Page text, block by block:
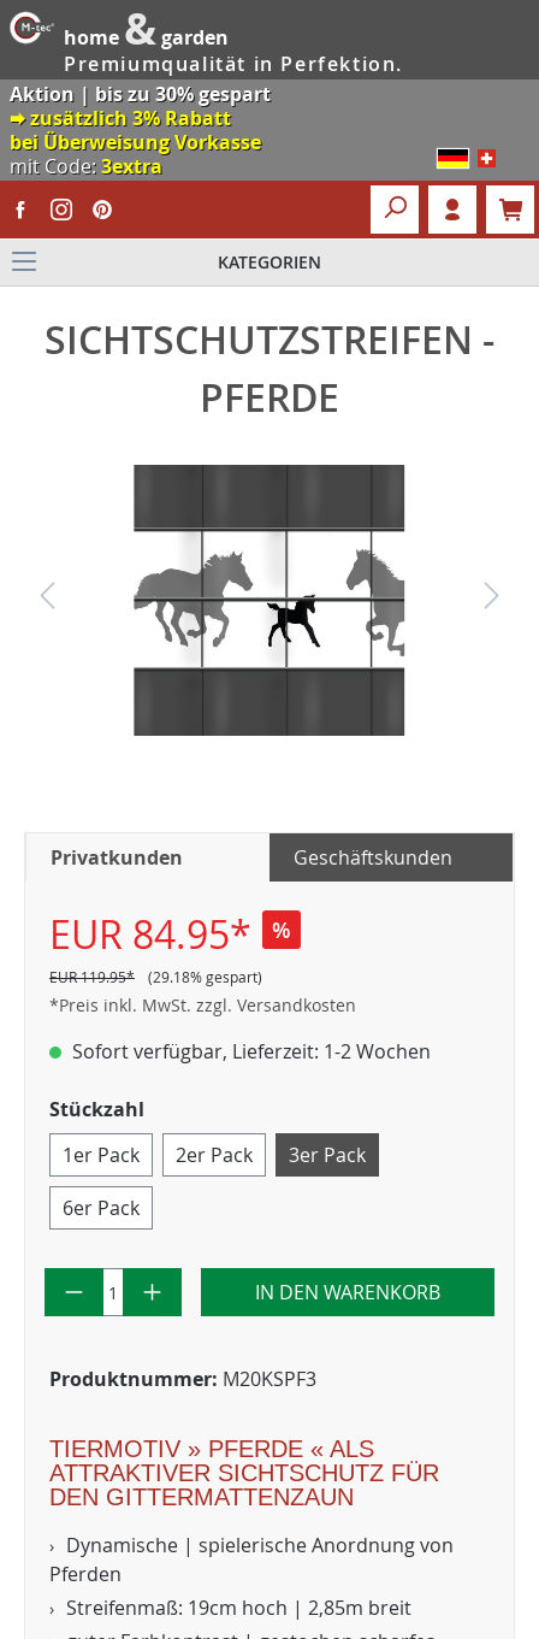
home &garden
Premiumqualität in Perfektion.
Aktion | bis zu 30% gespart
🠮 zusätzlich 3% Rabatt
bei Überweisung Vorkasse
mit Code:3extra
KATEGORIEN
SICHTSCHUTZSTREIFEN -
PFERDE
Privatkunden Geschäftskunden
EUR 84.95* %
EUR 119.95* (29.18% gespart)
*Preis inkl. MwSt. zzgl. Versandkosten
Sofort verfügbar, Lieferzeit: 1-2 Wochen
Stückzahl
1er Pack
2er Pack
3er Pack
6er Pack
IN DEN WARENKORB
Produktnummer: M20KSPF3
TIERMOTIV » PFERDE « ALS
ATTRAKTIVER SICHTSCHUTZ FÜR
DEN GITTERMATTENZAUN
Dynamische | spielerische Anordnung von
Pferden
Streifenmaß: 19cm hoch | 2,85m breit